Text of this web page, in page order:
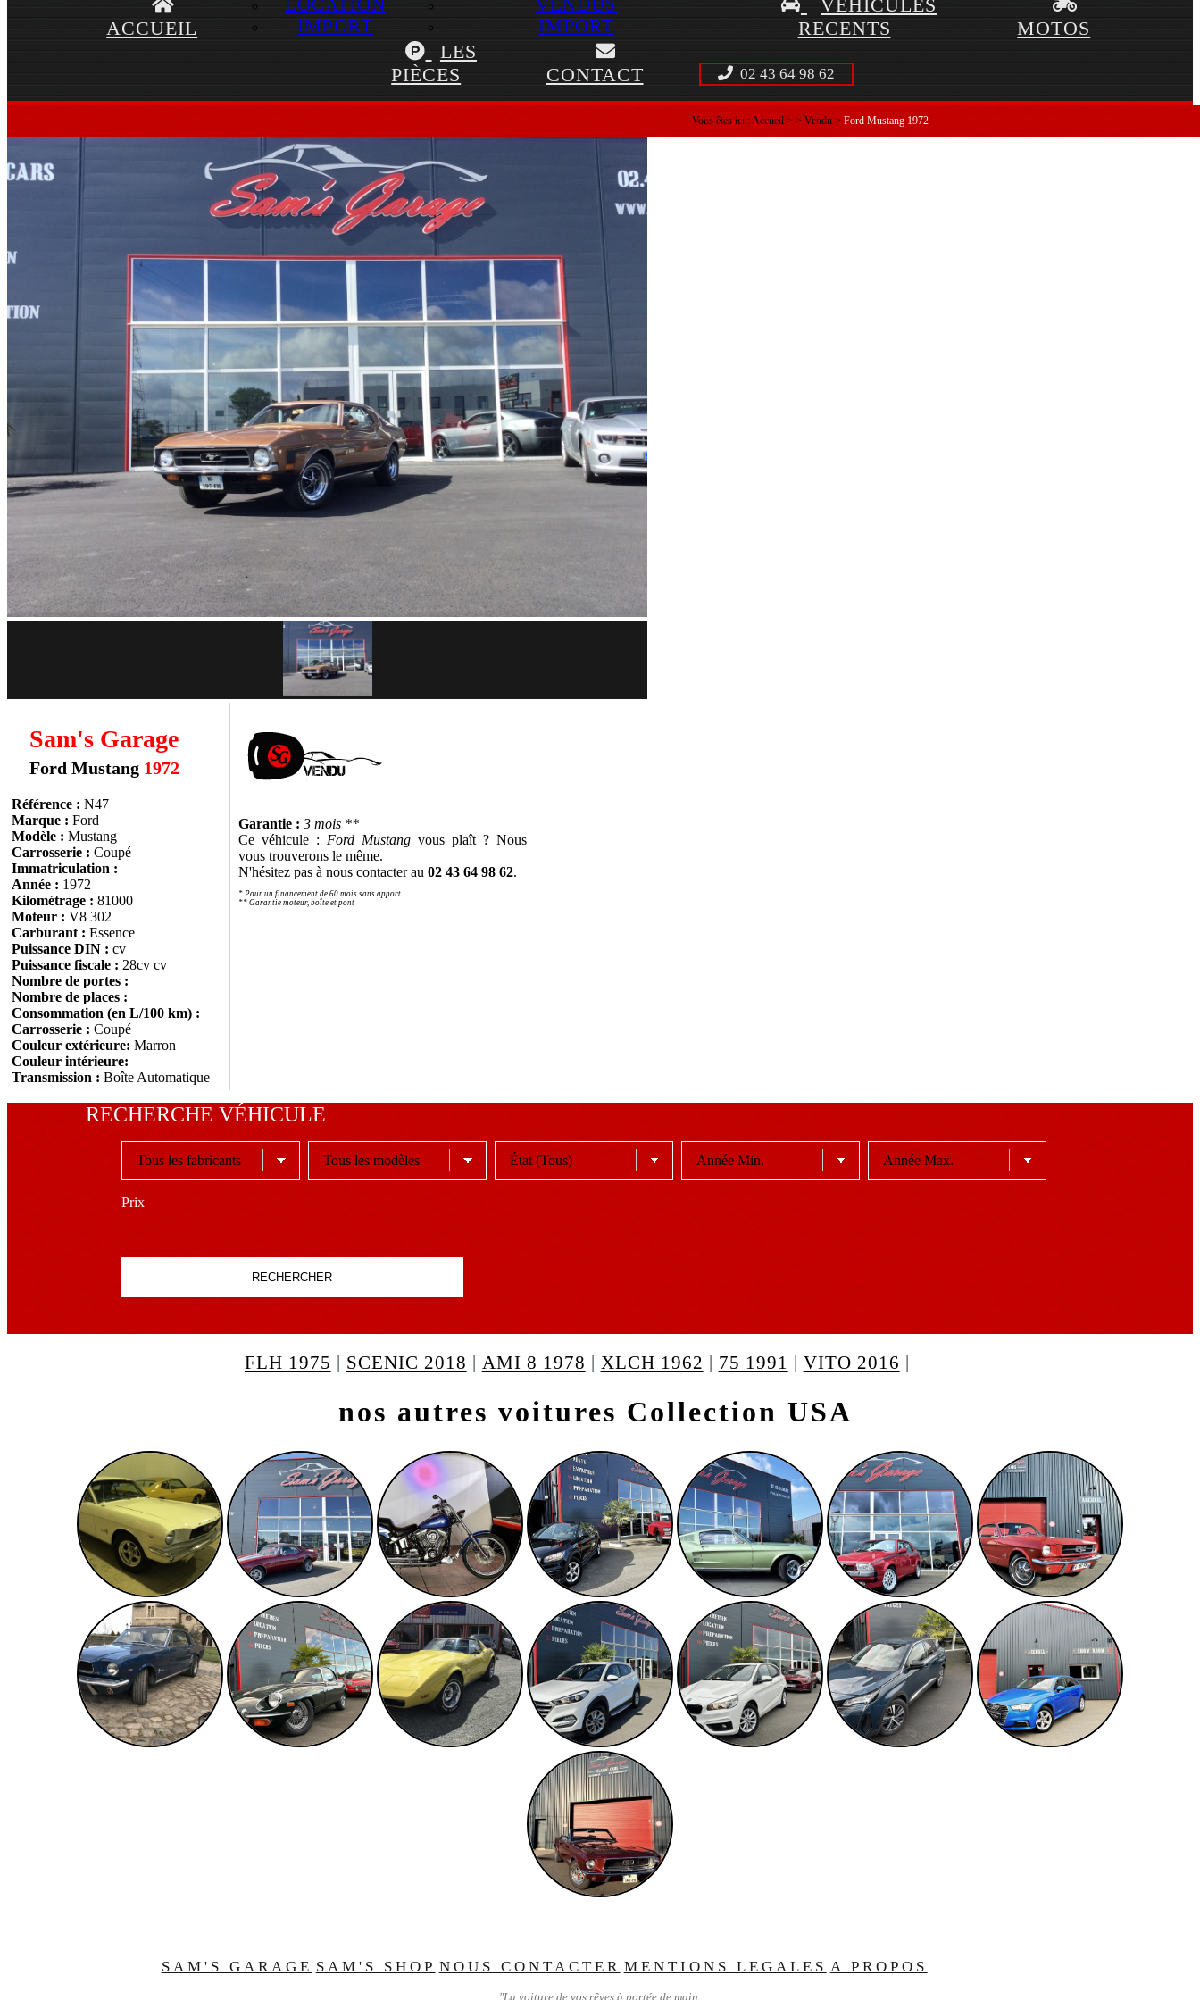
ACCUEIL
IMPORT
IMPORT
VÉHICULES
RECENTS
MOTOS
LES
PIÈCES
CONTACT 02 43 64 98 62
Vous êtes ici :Accueil >>Vendu >Ford Mustang 1972
Sam's Garage
Ford Mustang 1972
Référence : N47
Marque : Ford
Modèle : Mustang
Carrosserie : Coupé
Immatriculation :
Année : 1972
Kilométrage : 81000
Moteur : V8 302
Carburant : Essence
Puissance DIN : cv
Puissance fiscale : 28cv cv
Nombre de portes :
Nombre de places :
Consommation (en L/100 km) :
Carrosserie : Coupé
Couleur extérieure: Marron
Couleur intérieure:
Transmission : Boîte Automatique
Garantie : 3 mois **
Ce véhicule : Ford Mustangvous plaît ? Nous
vous trouverons le même.
N'hésitez pas à nous contacter au02 43 64 98 62.
* Pour un financement de 60 mois sans apport
** Garantie moteur, boîte et pont
RECHERCHE VÉHICULE
Prix
RECHERCHER
FLH 1975 | SCENIC 2018 | AMI 8 1978 | XLCH 1962 | 75 1991 | VITO 2016 |
nos autres voitures Collection USA
SAM'S GARAGE SAM'S SHOP NOUS CONTACTER MENTIONS LEGALES A PROPOS
"La voiture de vos rêves à portée de main.